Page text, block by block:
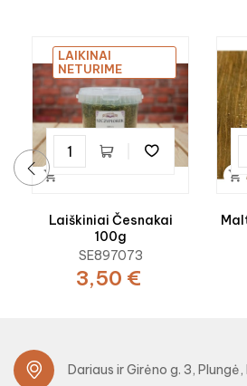

LAIKINAI
NETURIME
Laiškiniai Česnakai
100g
SE897073
3,50 €

Dariaus ir Girėno g. 3,